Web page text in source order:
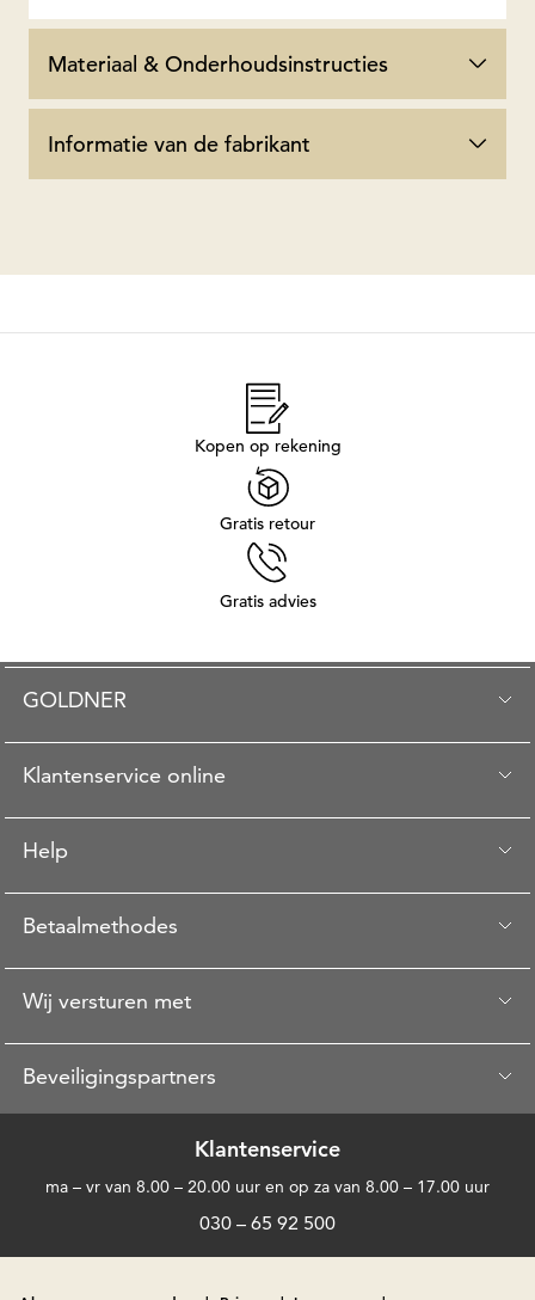
Materiaal & Onderhoudsinstructies
Informatie van de fabrikant
Kopen op rekening
Gratis retour
Gratis advies
GOLDNER
Klantenservice online
Help
Betaalmethodes
Wij versturen met
Beveiligingspartners
Klantenservice
ma – vr van 8.00 – 20.00 uur en op za van 8.00 – 17.00 uur
030 – 65 92 500